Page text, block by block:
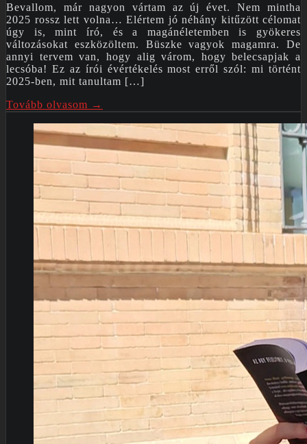
Bevallom, már nagyon vártam az új évet. Nem mintha
2025 rossz lett volna… Elértem jó néhány kitűzött célomat
úgy is, mint író, és a magánéletemben is gyökeres
változásokat eszközöltem. Büszke vagyok magamra. De
annyi tervem van, hogy alig várom, hogy belecsapjak a
lecsóba! Ez az írói évértékelés most erről szól: mi történt
2025-ben, mit tanultam […]
Tovább olvasom →